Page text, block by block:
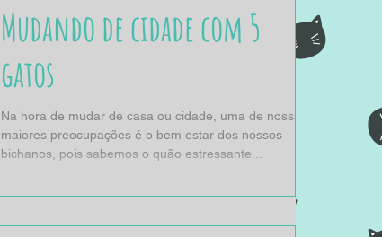
Mudando de cidade com 5
gatos
Na hora de mudar de casa ou cidade, uma de nossas
maiores preocupações é o bem estar dos nossos
bichanos, pois sabemos o quão estressante...